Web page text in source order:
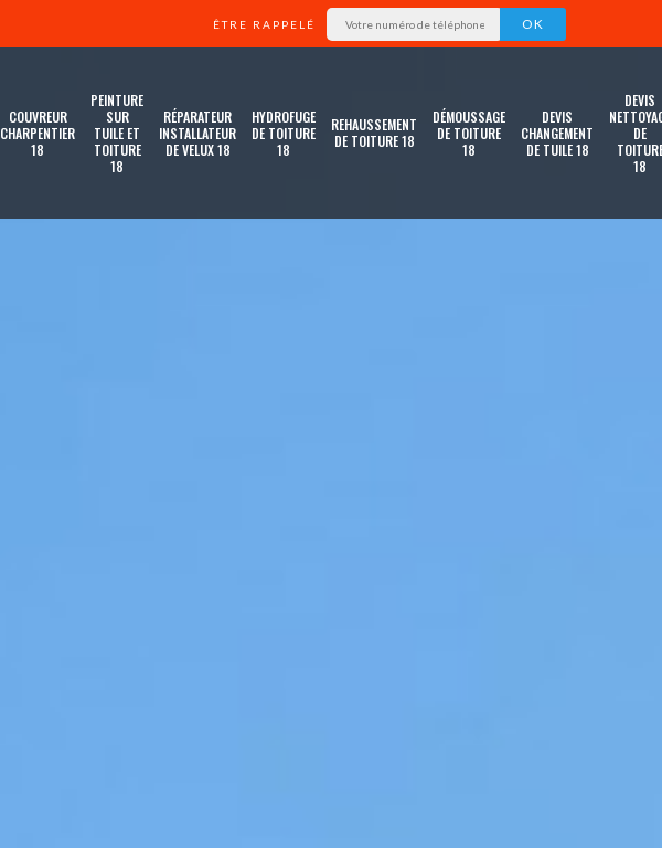
ÊTRE RAPPELÉ
COUVREUR
CHARPENTIER
18
PEINTURE
SUR
TUILE ET
TOITURE
18
RÉPARATEUR
INSTALLATEUR
DE VELUX 18
HYDROFUGE
DE TOITURE
18
REHAUSSEMENT
DE TOITURE 18
DÉMOUSSAGE
DE TOITURE
18
DEVIS
CHANGEMENT
DE TUILE 18
DEVIS
DE
18